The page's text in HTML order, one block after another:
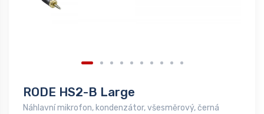
RODE HS2-B Large
Náhlavní mikrofon, kondenzátor, všesměrový, černá